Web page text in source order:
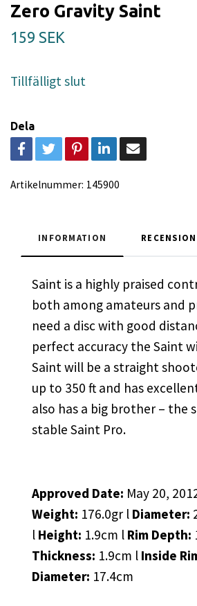
Zero Gravity Saint
159 SEK
Tillfälligt slut
Dela
Artikelnummer: 145900
INFORMATION
Saint is a highly praised
both among amateurs and
need a disc with good
perfect accuracy the Saint
Saint will be a straight
up to 350 ft and has
also has a big brother – the
stable Saint Pro.
Approved Date: May 20,
Weight: 176.0gr l Diameter:
l Height: 1.9cm l Rim Depth:
Thickness: 1.9cm l Inside
Diameter: 17.4cm